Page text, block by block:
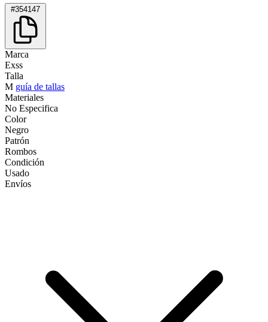
#354147
Marca
Exss
Talla
M guía de tallas
Materiales
No Especifica
Color
Negro
Patrón
Rombos
Condición
Usado
Envíos